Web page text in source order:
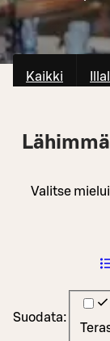
Kaikki
Valitse
Suodata: